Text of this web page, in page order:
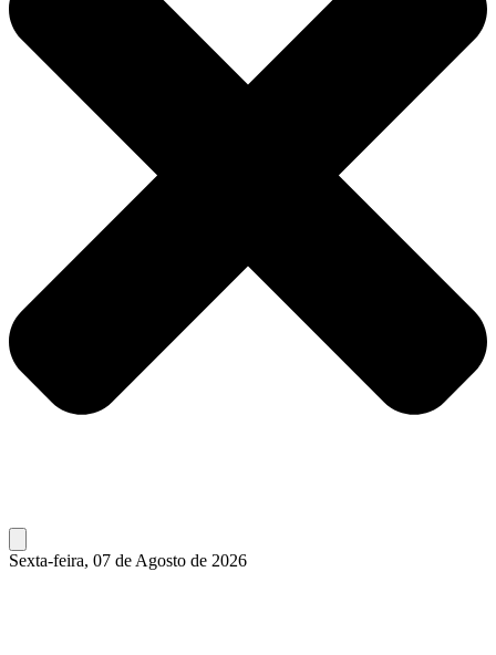
Sexta-feira, 07 de Agosto de 2026